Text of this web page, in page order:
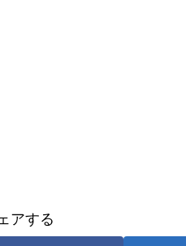
アする